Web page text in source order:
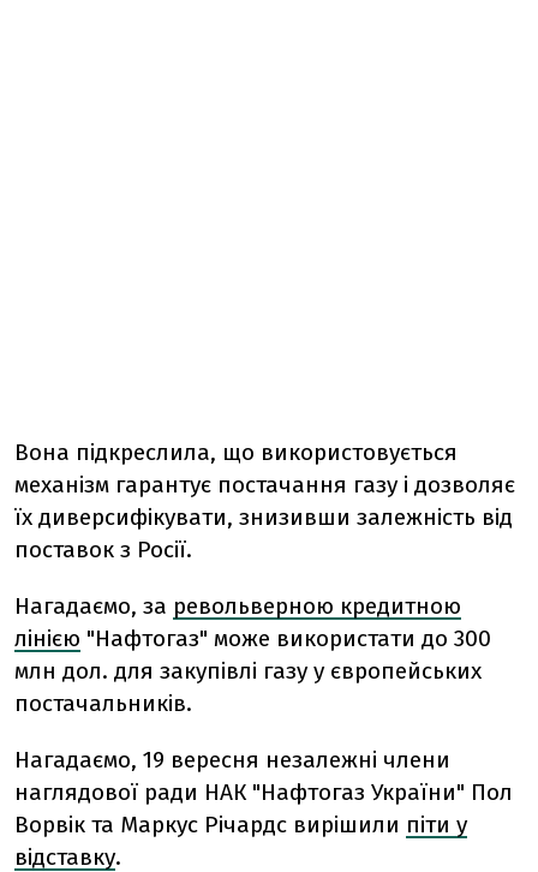
Вона підкреслила, що використовується
механізм гарантує постачання газу і дозволяє
їх диверсифікувати, знизивши залежність від
поставок з Росії.
Нагадаємо, за револьверною кредитною
лінією "Нафтогаз" може використати до 300
млн дол. для закупівлі газу у європейських
постачальників.
Нагадаємо, 19 вересня незалежні члени
наглядової ради НАК "Нафтогаз України" Пол
Ворвік та Маркус Річардс вирішили піти у
відставку.